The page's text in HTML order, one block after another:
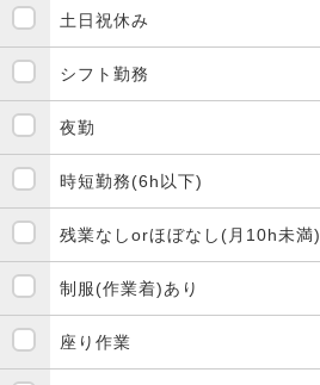
土日祝休み
シフト勤務
夜勤
時短勤務(6h以下)
残業なしorほぼなし(月10h未満)
制服(作業着)あり
座り作業